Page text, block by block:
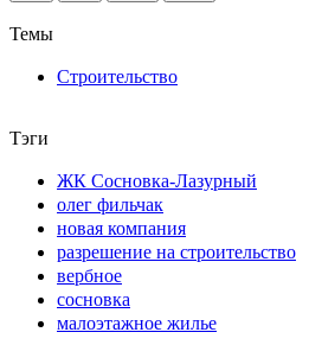
Темы
Строительство
Тэги
ЖК Сосновка-Лазурный
олег фильчак
новая компания
разрешение на строительство
вербное
сосновка
малоэтажное жилье